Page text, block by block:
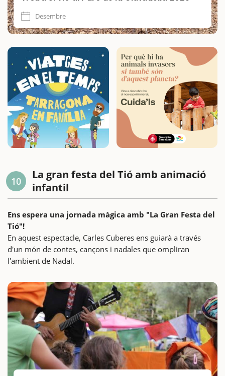
Desembre
10
La gran festa del Tió amb animació
infantil
Ens espera una jornada màgica amb "La Gran Festa del
Tió"!
En aquest espectacle, Carles Cuberes ens guiarà a través
d'un món de contes, cançons i nadales que ompliran
l'ambient de Nadal.